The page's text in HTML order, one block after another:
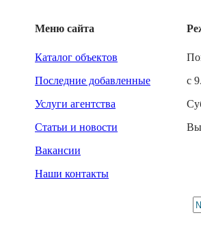
Меню сайта
Каталог объектов
Последние добавленные
Услуги агентства
Статьи и новости
Вакансии
Наши контакты
с